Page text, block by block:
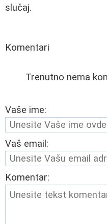
slučaj.
Komentari
Trenutno nema
Vaše ime:
Vaš email:
Komentar: